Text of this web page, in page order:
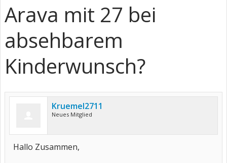
Arava mit 27 bei
absehbarem
Kinderwunsch?
Kruemel2711
Neues Mitglied
Hallo Zusammen,